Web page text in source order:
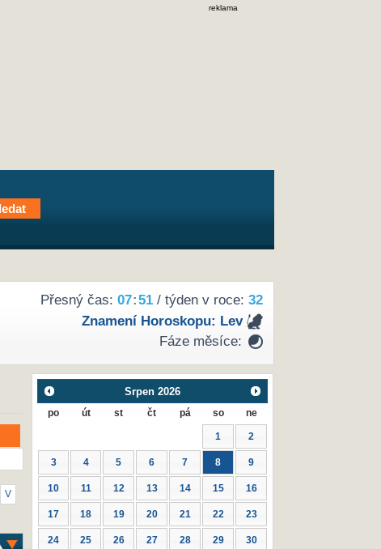
reklama
Přesný čas: 07:51/ týden v roce: 32
Znamení Horoskopu: Lev
Fáze měsíce:
V
Srpen 2026
po út st čt pá so ne
1 2
3 4 5 6 7 8 9
10 11 12 13 14 15 16
17 18 19 20 21 22 23
24 25 26 27 28 29 30